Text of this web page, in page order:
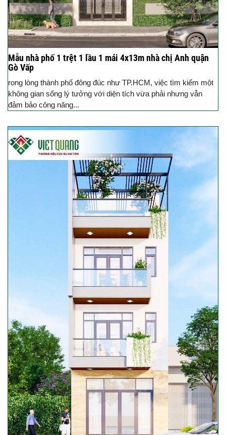
Mẫu nhà phố 1 trệt 1 lầu 1 mái 4x13m nhà chị Anh quận
Gò Vấp
rong lòng thành phố đông đúc như TP.HCM, việc tìm kiếm một
không gian sống lý tưởng với diện tích vừa phải nhưng vẫn
đảm bảo công năng...